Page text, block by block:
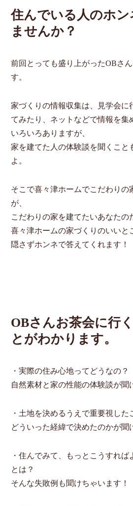
住んでいる人のホ
ませんか？
前回とっても盛り上がったOBさ
す。
家づくりの情報収集は、見学会に
てみたり、ネットなどで情報を
いろいろありますが、
家を建てた人の体験談を聞くこと
よ。
そこで喜々津ホームでこだわりの
が、
こだわりの家を建てたいあなたの
喜々津ホームの家づくりのいいと
隠さずホンネで答えてくれます！
OBさんお茶会に行
とがわかります。
・実際の住み心地ってどうなの？
自然素材と家の性能の体験談が聞
・土地を決めるうえで重要視した
どういった経緯で決めたのかが聞
・住んでみて、もっとこうすれば
とは？
そんな失敗例も聞けちゃいます！